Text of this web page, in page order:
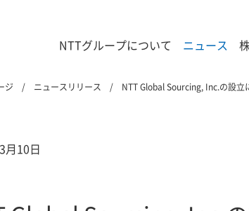
NTTグループについて ニュース
ジ ニュースリリース NTT Global Sourcing, Inc.の設立
月10日